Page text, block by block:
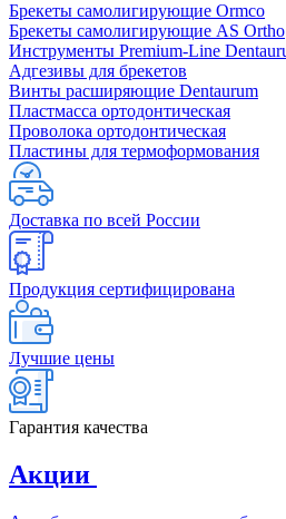
Брекеты самолигирующие Ormco
Брекеты самолигирующие AS Ortho
Инструменты Premium-Line
Адгезивы для брекетов
Винты расширяющие Dentaurum
Пластмасса ортодонтическая
Проволока ортодонтическая
Пластины для термоформования
Доставка по всей России
Продукция сертифицирована
Лучшие цены
Гарантия качества
Акции